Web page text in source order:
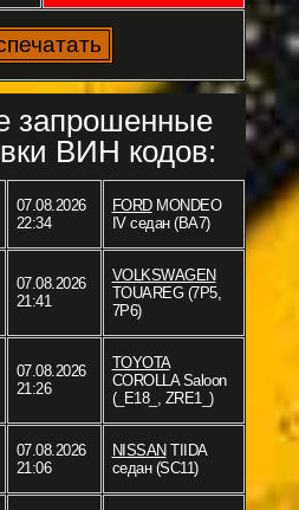
запрошенные
ВИН кодов:
07.08.2026
22:34
FORDMONDEO
IV седан (BA7)
07.08.2026
21:41
VOLKSWAGEN
TOUAREG (7P5,
7P6)
07.08.2026
21:26
TOYOTA
COROLLA Saloon
(_E18_, ZRE1_)
07.08.2026
21:06
NISSAN TIIDA
седан (SC11)